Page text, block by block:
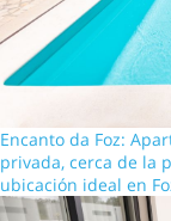
Encanto da Foz:
privada, cerca de la
ubicación ideal en